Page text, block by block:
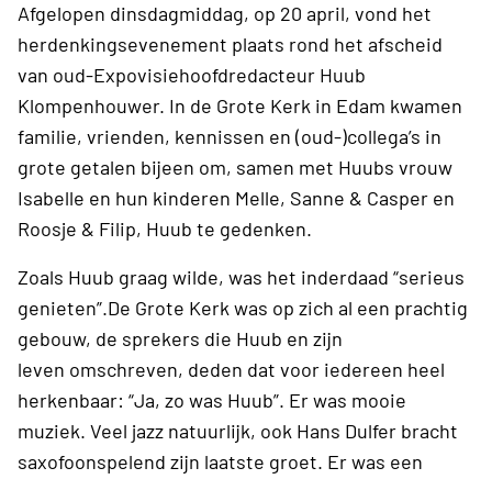
Afgelopen dinsdagmiddag, op 20 april, vond het
herdenkingsevenement plaats rond het afscheid
van oud-Expovisiehoofdredacteur Huub
Klompenhouwer. In de Grote Kerk in Edam kwamen
familie, vrienden, kennissen en (oud-)collega’s in
grote getalen bijeen om, samen met Huubs vrouw
Isabelle en hun kinderen Melle, Sanne & Casper en
Roosje & Filip, Huub te gedenken.
Zoals Huub graag wilde, was het inderdaad “serieus
genieten”.De Grote Kerk was op zich al een prachtig
gebouw, de sprekers die Huub en zijn
leven omschreven, deden dat voor iedereen heel
herkenbaar: “Ja, zo was Huub”. Er was mooie
muziek. Veel jazz natuurlijk, ook Hans Dulfer bracht
saxofoonspelend zijn laatste groet. Er was een